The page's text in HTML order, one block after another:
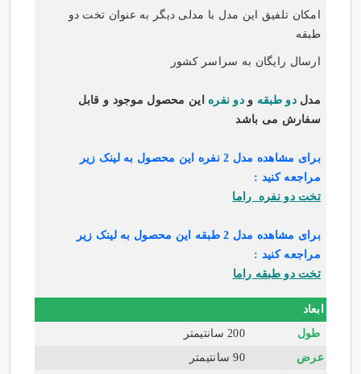
امکان تلفیق این مدل با مدلی دیگر به عنوان تخت دو
طبقه
ارسال رایگان به سراسر کشور
مدلدو طبقهودو نفره این محصول موجود و قابل
سفارش می باشد
برای مشاهده مدل 2 نفره این محصول به لینک زیر
مراجعه کنید :
تخت دو نفره راما
برای مشاهده مدل 2 طبقه این محصول به لینک زیر
مراجعه کنید :
تخت دو طبقه راما
ابعاد
طول
200 سانتیمتر
عرض
90 سانتیمتر